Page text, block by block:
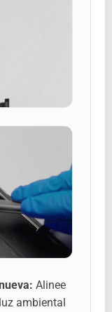
Alinee
ambiental